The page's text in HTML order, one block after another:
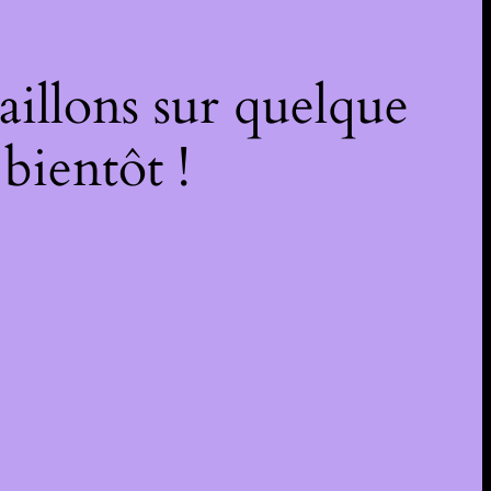
sur quelque
!